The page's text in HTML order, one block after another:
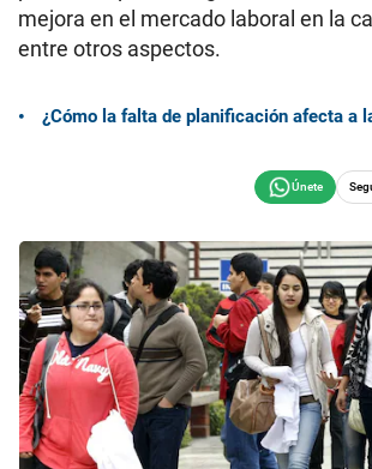
mejora en el mercado laboral en la
entre otros aspectos.
¿Cómo la falta de planificación afecta a